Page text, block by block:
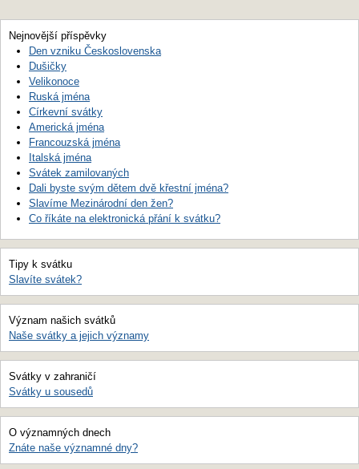
Nejnovější příspěvky
Den vzniku Československa
Dušičky
Velikonoce
Ruská jména
Církevní svátky
Americká jména
Francouzská jména
Italská jména
Svátek zamilovaných
Dali byste svým dětem dvě křestní jména?
Slavíme Mezinárodní den žen?
Co říkáte na elektronická přání k svátku?
Tipy k svátku
Slavíte svátek?
Význam našich svátků
Naše svátky a jejich významy
Svátky v zahraničí
Svátky u sousedů
O významných dnech
Znáte naše významné dny?